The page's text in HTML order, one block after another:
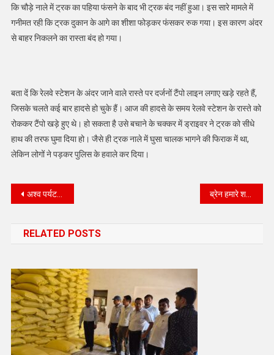
कि चौड़े नाले में ट्रक का पहिया फंसने के बाद भी ट्रक बंद नहीं हुआ। इस सारे मामले में
गनीमत रही कि ट्रक दुकान के आगे का शीशा फोड़कर फंसकर रुक गया। इस कारण अंदर
से बाहर निकलने का रास्ता बंद हो गया।
बता दें कि रेलवे स्टेशन के अंदर जाने वाले रास्ते पर दर्जनों टैंपो लाइन लगाए खड़े रहते हैं,
जिसके चलते कई बार हादसे हो चुके हैं। आज की हादसे के समय रेलवे स्टेशन के रास्ते को
रोककर टैंपो खड़े हुए थे। हो सकता है उसे बचाने के चक्कर में ड्राइवर ने ट्रक को सीधे
हाथ की तरफ घुमा दिया हो। जैसे ही ट्रक नाले में घुसा चालक भागने की फिराक में था,
लेकिन लोगों ने पड़कर पुलिस के हवाले कर दिया।
Post
अश्व पर्यटन पर मंथन अश्व पर्यटन से बीकानेर में पर्यटन के नए आयाम स्थापित होंगे : डॉ मेहता ब्रेन हमारे शरीर का वो अहम हिस्सा है,
RELATED POSTS